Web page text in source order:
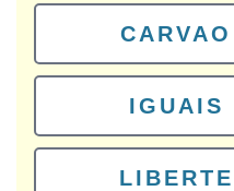
CARVAO
IGUAIS
LIBERTE